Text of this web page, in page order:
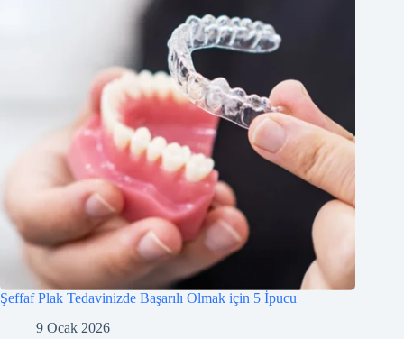
Şeffaf Plak Tedavinizde Başarılı Olmak için 5 İpucu
9 Ocak 2026